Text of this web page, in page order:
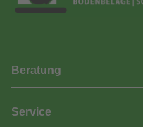
Beratung
Service